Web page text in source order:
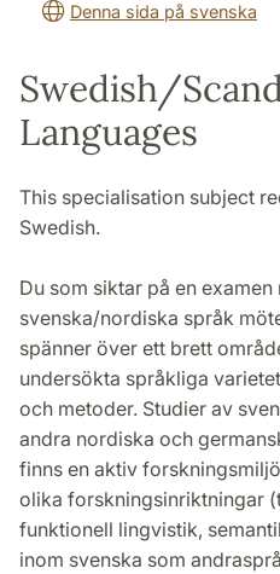
Denna sida på svenska
Swedish/
Languages
This specialisation subject
Swedish.
Du som siktar på en
svenska/nordiska språk
spänner över ett brett
undersökta språkliga
och metoder. Studier av
andra nordiska och
finns en aktiv
olika forskningsinriktningar
funktionell lingvistik,
inom svenska som